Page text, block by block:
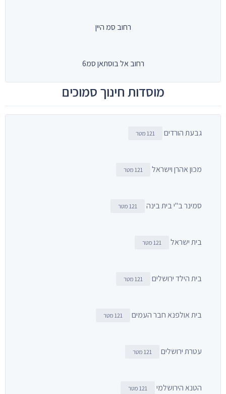
רחוב סמ היין
רחוב אל בוסתאן סמ6
מוסדות חינוך סמוכים
גבעת הורדים 121 מטר
מכון אהרן וישראל 121 מטר
סמינר ב"י בית בינה 121 מטר
בית ישראל 121 מטר
בית הילד ירושלים 121 מטר
בית אולפנא חבר העמים 121 מטר
עטרת ירושלים 121 מטר
הטנא הירושלמי 121 מטר